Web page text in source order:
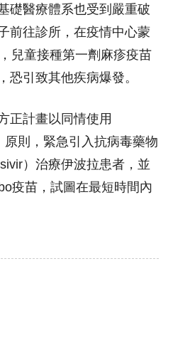
礎醫療體系也受到嚴重破
前往診所，在疫情中心蒙
兒童接種第一劑麻疹疫苗
恐引致其他疾病爆發。
正計畫以同情使用
原則，緊急引入抗病毒藥物
）治療伊波拉患者，並
疫苗，試圖在最短時間內